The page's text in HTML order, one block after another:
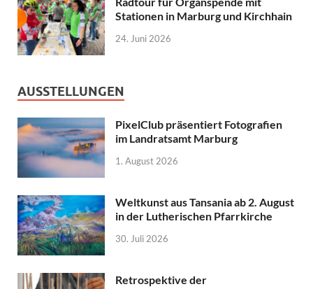
Stationen in Marburg und Kirchhain
24. Juni 2026
AUSSTELLUNGEN
PixelClub präsentiert Fotografien
im Landratsamt Marburg
1. August 2026
Weltkunst aus Tansania ab 2. August
in der Lutherischen Pfarrkirche
30. Juli 2026
Retrospektive der